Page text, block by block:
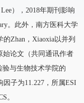
），2018年期刊影响
。此外，南方医科大学
Zhan，Xiaoxia以并列
始论文（共同通讯作者
验与生物技术学院的
因子为11.227，所属ESI
。